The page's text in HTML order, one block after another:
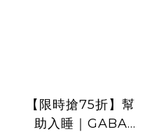
【限時搶75折】幫
助入睡｜GABA